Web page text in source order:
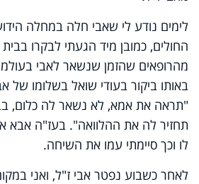
לימים נודע לי שאבי חלה במחלה
החולים, כמובן מיד הגעתי לבקרו
מהרופאים שהזמן שנשאר לאבי
באותו ביקור בעודי שואל בשלומו של
"תראה את אמא, לא נשאר לה כלום,
תחזיר לה את ההלוואה". בעז"ה אבא
לו וכך סיימתי עמו את השיחה.
לאחר כשבוע נפטר אבי ז"ל, ואני